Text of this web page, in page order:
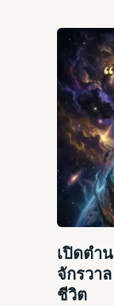
เปิดตำ
จักรวา
ชีวิต